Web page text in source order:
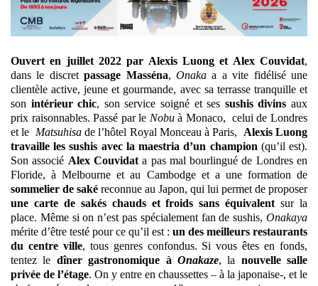
Ouvert en juillet 2022 par Alexis Luong et Alex Couvidat,
dans le discretpassage Masséna,Onaka a a vite fidélisé une
clientèle active, jeune et gourmande, avec sa terrasse tranquille et
son intérieur chic, son service soigné et ses sushis divinsaux
prix raisonnables. Passé par le Nobuà Monaco, celui de Londres
et le Matsuhisade l’hôtel Royal Monceau à Paris, Alexis Luong
travaille les sushis avec la maestria d’un champion (qu’il est).
Son associé Alex Couvidata pas mal bourlingué de Londres en
Floride, à Melbourne et au Cambodge et a une formation de
sommelier de saké reconnue au Japon, qui lui permet de proposer
une carte de sakés chauds et froids sans équivalent sur la
place. Même si on n’est pas spécialement fan de sushis, Onakaya
mérite d’être testé pour ce qu’il est : un des meilleurs restaurants
du centre ville, tous genres confondus. Si vous êtes en fonds,
tentez le dîner gastronomique à Onakaze, la nouvelle salle
privée de l’étage. On y entre en chaussettes – à la japonaise-, et le